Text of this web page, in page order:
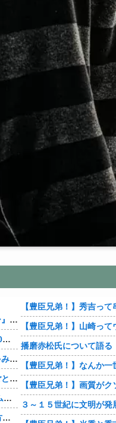
お前ら『ペルチェ素子の首ネッククーラー』使ったことあるか？
【悲報】日本政府「障害者の福祉費用が10年で2倍になったので抑制します」
【驚愕】エッチなことを考えると『くしゃみ』が出る人、結構いると判明
【警告】社会人「スムージーにキウイ皮ごと入れよ。これ美容にいいんだよね〜」→ 結果…
【胸糞】36歳教員、19歳女とホテルでハムスター25匹を踏み潰すなどして逮捕
【驚愕】年商10億円を超える『ひとり親方』が激増 Mac miniを大量購入しAIを従業員に
【豊臣兄弟！】山崎っ
播磨赤松氏について語る
【豊臣兄弟！】画質がク